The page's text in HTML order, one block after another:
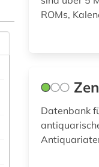
ROMs,
Datenbank